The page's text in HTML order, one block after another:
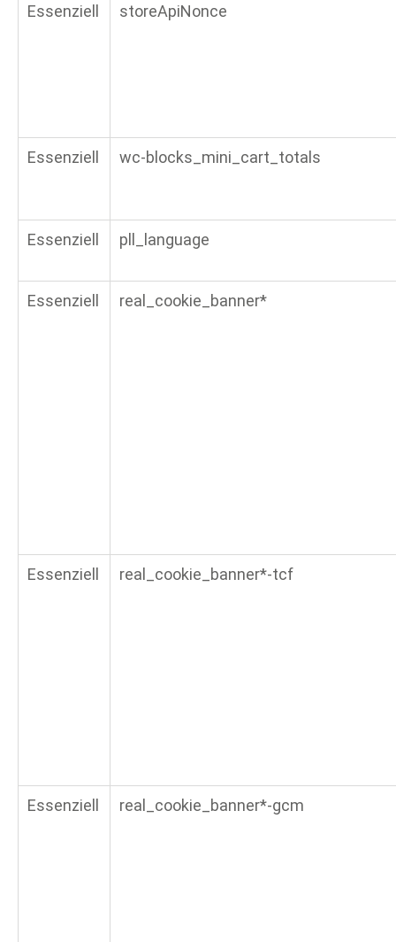
Essenziell storeApiNonce
Essenziell wc-blocks_mini_cart_totals
Essenziell pll_language
Essenziell real_cookie_banner*
Essenziell real_cookie_banner*-tcf
Essenziell real_cookie_banner*-gcm